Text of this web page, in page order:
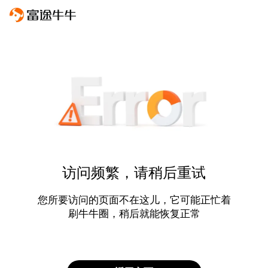
访问频繁，请稍后重试
您所要访问的页面不在这儿，它可能正忙着
刷牛牛圈，稍后就能恢复正常